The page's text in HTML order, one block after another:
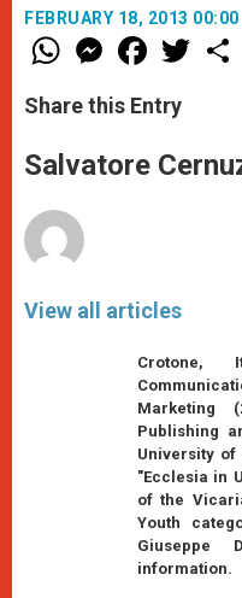
FEBRUARY 18, 2013 00:00
W
h
t
s
p
p
M
e
s
e
g
e
F
a
e
b
o
k
w
r
Share this Entry
Salvatore
View all articles
Crotone,
Marketing
Publishing
University of
"Ecclesia in
of the
Youth
information.